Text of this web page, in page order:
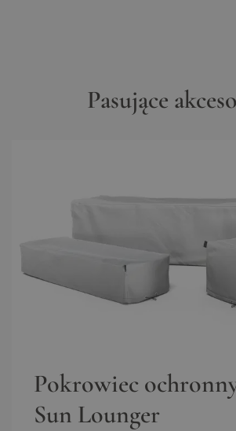
Pasujące
Pokrowiec
Sun Lounger